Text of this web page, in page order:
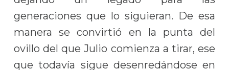
generaciones que lo siguieran. De esa
manera se convirtió en la punta del
ovillo del que Julio comienza a tirar, ese
que todavía sigue desenredándose en